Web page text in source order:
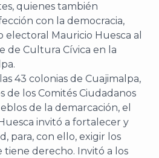
quienes también
con la democracia,
Mauricio Huesca al
de Cultura Cívica en la
43 colonias de Cuajimalpa,
de los Comités Ciudadanos
de la demarcación, el
invitó a fortalecer y
para, con ello, exigir los
tiene derecho. Invitó a los